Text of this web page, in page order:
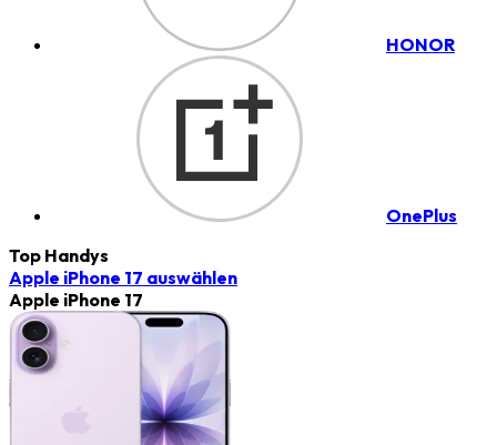
HONOR
OnePlus
Top Handys
Apple iPhone 17 auswählen
Apple iPhone 17